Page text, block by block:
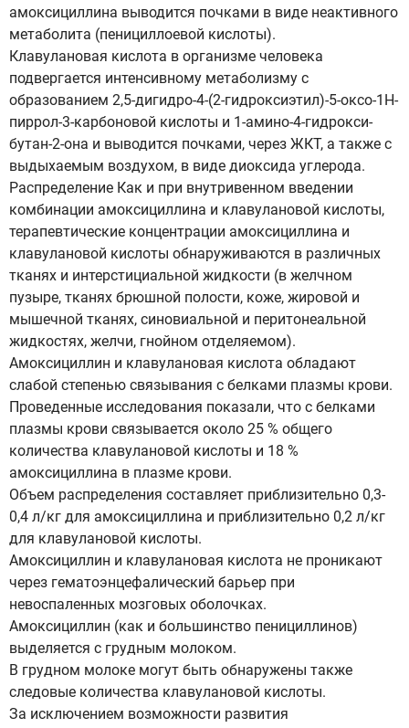
амоксициллина выводится почками в виде неактивного
метаболита (пенициллоевой кислоты).
Клавулановая кислота в организме человека
подвергается интенсивному метаболизму с
образованием 2,5-дигидро-4-(2-гидроксиэтил)-5-оксо-1H-
пиррол-3-карбоновой кислоты и 1-амино-4-гидрокси-
бутан-2-она и выводится почками, через ЖКТ, а также с
выдыхаемым воздухом, в виде диоксида углерода.
Распределение Как и при внутривенном введении
комбинации амоксициллина и клавулановой кислоты,
терапевтические концентрации амоксициллина и
клавулановой кислоты обнаруживаются в различных
тканях и интерстициальной жидкости (в желчном
пузыре, тканях брюшной полости, коже, жировой и
мышечной тканях, синовиальной и перитонеальной
жидкостях, желчи, гнойном отделяемом).
Амоксициллин и клавулановая кислота обладают
слабой степенью связывания с белками плазмы крови.
Проведенные исследования показали, что с белками
плазмы крови связывается около 25 % общего
количества клавулановой кислоты и 18 %
амоксициллина в плазме крови.
Объем распределения составляет приблизительно 0,3-
0,4 л/кг для амоксициллина и приблизительно 0,2 л/кг
для клавулановой кислоты.
Амоксициллин и клавулановая кислота не проникают
через гематоэнцефалический барьер при
невоспаленных мозговых оболочках.
Амоксициллин (как и большинство пенициллинов)
выделяется с грудным молоком.
В грудном молоке могут быть обнаружены также
следовые количества клавулановой кислоты.
За исключением возможности развития